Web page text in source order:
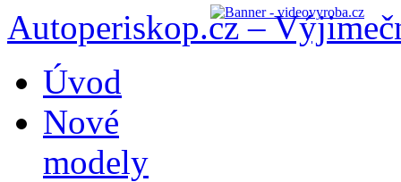
Autoperiskop.cz –
obsahu
webu
Úvod
Nové
modely